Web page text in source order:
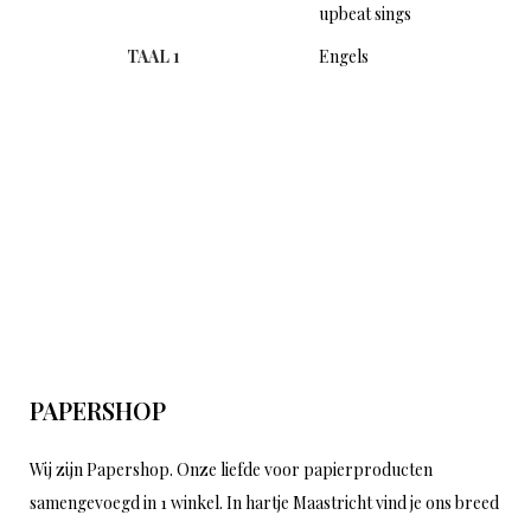
upbeat sings
TAAL 1
Engels
PAPERSHOP
Wij zijn Papershop. Onze liefde voor papierproducten
samengevoegd in 1 winkel. In hartje Maastricht vind je ons breed